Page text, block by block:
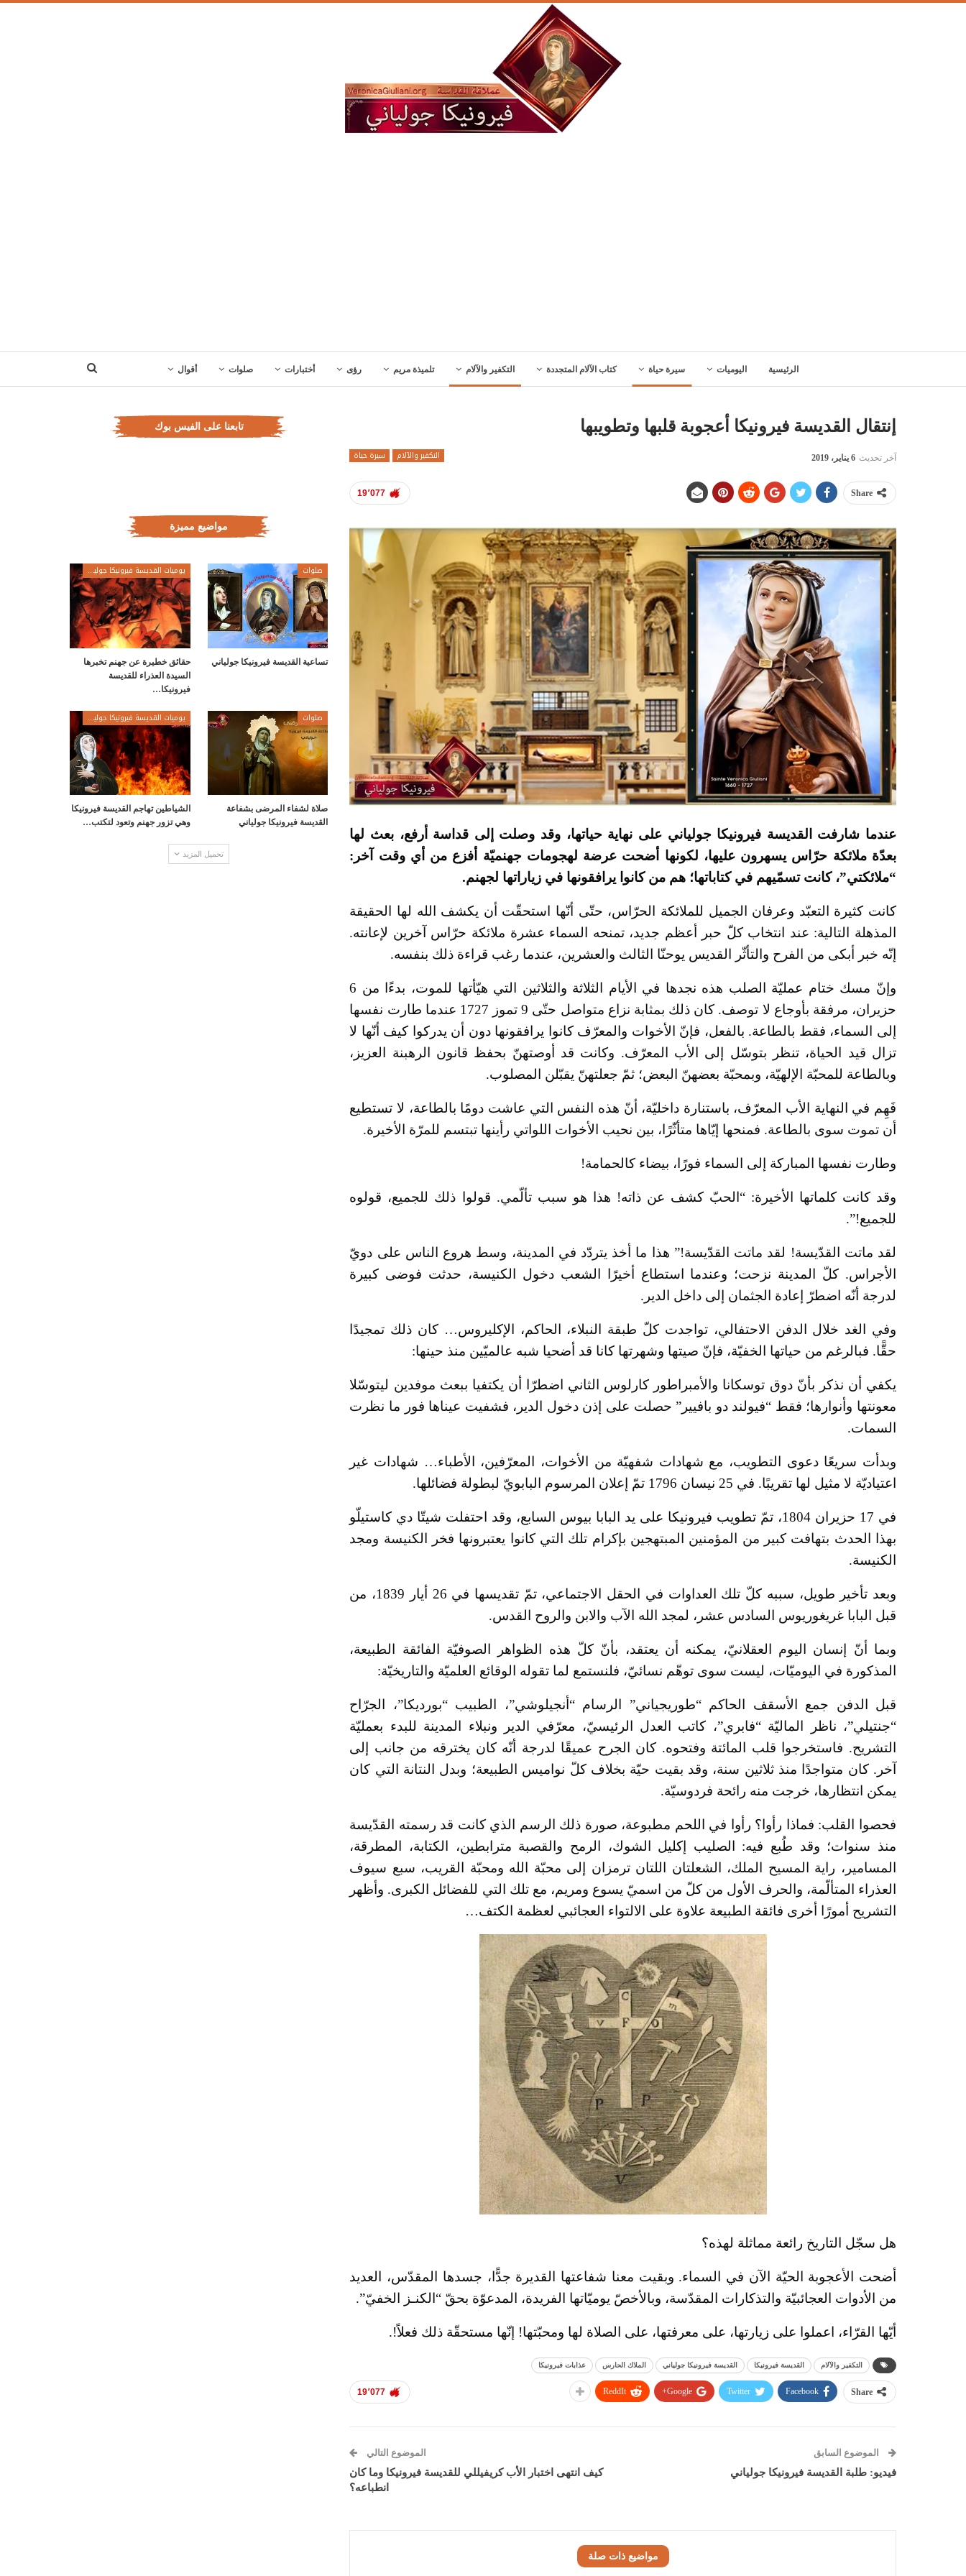
الرئيسية اليوميات سيرة حياة كتاب الآلام المتجددة التكفير والآلام تلميذة مريم رؤى أختبارات صلوات أقوال
إنتقال القديسة فيرونيكا أعجوبة قلبها وتطويبها
التكفير والآلام سيرة حياة آخر تحديث 6 يناير، 2019
19٬077 Share
عندما شارفت القديسة فيرونيكا جولياني على نهاية حياتها، وقد وصلت إلى قداسة أرفع، بعث لها
بعدّة ملائكة حرّاس يسهرون عليها، لكونها أضحت عرضة لهجومات جهنميّة أفزع من أي وقت آخر:
“ملائكتي”، كانت تسمّيهم في كتاباتها؛ هم من كانوا يرافقونها في زياراتها لجهنم.
كانت كثيرة التعبّد وعرفان الجميل للملائكة الحرّاس، حتّى أنّها استحقّت أن يكشف الله لها الحقيقة
المذهلة التالية: عند انتخاب كلّ حبر أعظم جديد، تمنحه السماء عشرة ملائكة حرّاس آخرين لإعانته.
إنّه خبر أبكى من الفرح والتأثّر القديس يوحنّا الثالث والعشرين، عندما رغب قراءة ذلك بنفسه.
وإنّ مسك ختام عمليّة الصلب هذه نجدها في الأيام الثلاثة والثلاثين التي هيّأتها للموت، بدءًا من 6
حزيران، مرفقة بأوجاع لا توصف. كان ذلك بمثابة نزاع متواصل حتّى 9 تموز 1727 عندما طارت نفسها
إلى السماء، فقط بالطاعة. بالفعل، فإنّ الأخوات والمعرّف كانوا يرافقونها دون أن يدركوا كيف أنّها لا
تزال قيد الحياة، تنظر بتوسّل إلى الأب المعرّف. وكانت قد أوصتهنّ بحفظ قانون الرهبنة العزيز،
وبالطاعة للمحبّة الإلهيّة، وبمحبّة بعضهنّ البعض؛ ثمّ جعلتهنّ يقبّلن المصلوب.
فَهِم في النهاية الأب المعرّف، باستنارة داخليّة، أنّ هذه النفس التي عاشت دومًا بالطاعة، لا تستطيع
أن تموت سوى بالطاعة. فمنحها إيّاها متأثّرًا، بين نحيب الأخوات اللواتي رأينها تبتسم للمرّة الأخيرة.
وطارت نفسها المباركة إلى السماء فورًا، بيضاء كالحمامة!
وقد كانت كلماتها الأخيرة: “الحبّ كشف عن ذاته! هذا هو سبب تألّمي. قولوا ذلك للجميع، قولوه
للجميع!”.
لقد ماتت القدّيسة! لقد ماتت القدّيسة!” هذا ما أخذ يتردّد في المدينة، وسط هروع الناس على دويّ
الأجراس. كلّ المدينة نزحت؛ وعندما استطاع أخيرًا الشعب دخول الكنيسة، حدثت فوضى كبيرة
لدرجة أنّه اضطرّ إعادة الجثمان إلى داخل الدير.
وفي الغد خلال الدفن الاحتفالي، تواجدت كلّ طبقة النبلاء، الحاكم، الإكليروس… كان ذلك تمجيدًا
حقًّا. فبالرغم من حياتها الخفيّة، فإنّ صيتها وشهرتها كانا قد أضحيا شبه عالميّين منذ حينها:
يكفي أن نذكر بأنّ دوق توسكانا والأمبراطور كارلوس الثاني اضطرّا أن يكتفيا ببعث موفدين ليتوسّلا
معونتها وأنوارها؛ فقط “فيولند دو بافيير” حصلت على إذن دخول الدير، فشفيت عيناها فور ما نظرت
السمات.
وبدأت سريعًا دعوى التطويب، مع شهادات شفهيّة من الأخوات، المعرّفين، الأطباء… شهادات غير
اعتياديّة لا مثيل لها تقريبًا. في 25 نيسان 1796 تمّ إعلان المرسوم البابويّ لبطولة فضائلها.
في 17 حزيران 1804، تمّ تطويب فيرونيكا على يد البابا بيوس السابع، وقد احتفلت شيتّا دي كاستيلّو
بهذا الحدث بتهافت كبير من المؤمنين المبتهجين بإكرام تلك التي كانوا يعتبرونها فخر الكنيسة ومجد
الكنيسة.
وبعد تأخير طويل، سببه كلّ تلك العداوات في الحقل الاجتماعي، تمّ تقديسها في 26 أيار 1839، من
قبل البابا غريغوريوس السادس عشر، لمجد الله الآب والابن والروح القدس.
وبما أنّ إنسان اليوم العقلانيّ، يمكنه أن يعتقد، بأنّ كلّ هذه الظواهر الصوفيّة الفائقة الطبيعة،
المذكورة في اليوميّات، ليست سوى توهّم نسائيّ، فلنستمع لما تقوله الوقائع العلميّة والتاريخيّة:
قبل الدفن جمع الأسقف الحاكم “طوريجياني” الرسام “أنجيلوشي”، الطبيب “بورديكا”، الجرّاح
“جنتيلي”، ناظر الماليّة “فابري”، كاتب العدل الرئيسيّ، معرّفي الدير ونبلاء المدينة للبدء بعمليّة
التشريح. فاستخرجوا قلب المائتة وفتحوه. كان الجرح عميقًا لدرجة أنّه كان يخترقه من جانب إلى
آخر. كان متواجدًا منذ ثلاثين سنة، وقد بقيت حيّة بخلاف كلّ نواميس الطبيعة؛ وبدل النتانة التي كان
يمكن انتظارها، خرجت منه رائحة فردوسيّة.
فحصوا القلب: فماذا رأوا؟ رأوا في اللحم مطبوعة، صورة ذلك الرسم الذي كانت قد رسمته القدّيسة
منذ سنوات؛ وقد طُبع فيه: الصليب إكليل الشوك، الرمح والقصبة مترابطين، الكتابة، المطرقة،
المسامير، راية المسيح الملك، الشعلتان اللتان ترمزان إلى محبّة الله ومحبّة القريب، سبع سيوف
العذراء المتألّمة، والحرف الأول من كلّ من اسميّ يسوع ومريم، مع تلك التي للفضائل الكبرى. وأظهر
التشريح أمورًا أخرى فائقة الطبيعة علاوة على الالتواء العجائبي لعظمة الكتف…
هل سجّل التاريخ رائعة مماثلة لهذه؟
أضحت الأعجوبة الحيّة الآن في السماء. وبقيت معنا شفاعتها القديرة جدًّا، جسدها المقدّس، العديد
من الأدوات العجائبيّة والتذكارات المقدّسة، وبالأخصّ يوميّاتها الفريدة، المدعوّة بحقّ “الكنـز الخفيّ”.
أيّها القرّاء، اعملوا على زيارتها، على معرفتها، على الصلاة لها ومحبّتها! إنّها مستحقّة ذلك فعلاً!.
التكفير والآلام القديسة فيرونيكا القديسة فيرونيكا جولياني الملاك الحارس عذابات فيرونيكا
19٬077 Share
Facebook
Twitter
Google+
ReddIt
الموضوع السابق
فيديو: طلبة القديسة فيرونيكا جولياني
الموضوع التالي
كيف انتهى اختبار الأب كريفيللي للقديسة فيرونيكا وما كان
انطباعه؟
مواضيع ذات صلة
تابعنا على الفيس بوك
مواضيع مميزة
صلوات
تساعية القديسة فيرونيكا جولياني
يوميات القديسة فيرونيكا جولياني
حقائق خطيرة عن جهنم تخبرها
السيدة العذراء للقديسة
فيرونيكا…
صلوات
صلاة لشفاء المرضى بشفاعة
القديسة فيرونيكا جولياني
يوميات القديسة فيرونيكا جولياني
الشياطين تهاجم القديسة فيرونيكا
وهي تزور جهنم وتعود لتكتب…
تحميل المزيد